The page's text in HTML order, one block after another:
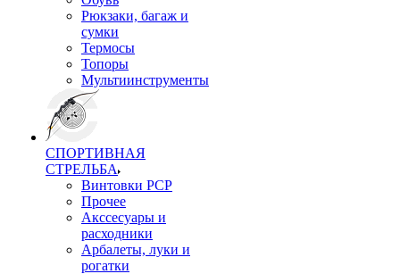
Рюкзаки, багаж и
сумки
Термосы
Топоры
Мультиинструменты
СПОРТИВНАЯ
СТРЕЛЬБА
Винтовки PCP
Прочее
Акссесуары и
расходники
Арбалеты, луки и
рогатки